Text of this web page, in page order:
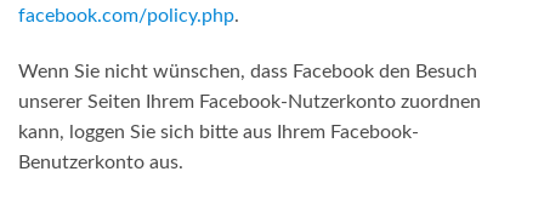
facebook.com/policy.php.
Wenn Sie nicht wünschen, dass Facebook den Besuch
unserer Seiten Ihrem Facebook-Nutzerkonto zuordnen
kann, loggen Sie sich bitte aus Ihrem Facebook-
Benutzerkonto aus.